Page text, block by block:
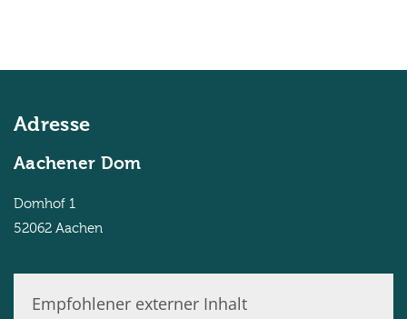
Adresse
Aachener Dom
Domhof 1
52062 Aachen
Empfohlener externer Inhalt